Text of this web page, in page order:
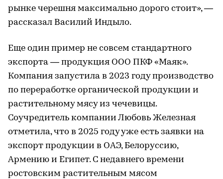
рынке черешня максимально дорого стоит», —
рассказал Василий Индыло.
Еще один пример не совсем стандартного
экспорта — продукция ООО ПКФ «Маяк».
Компания запустила в 2023 году производство
по переработке органической продукции и
растительному мясу из чечевицы.
Соучредитель компании Любовь Железная
отметила, что в 2025 году уже есть заявки на
экспорт продукции в ОАЭ, Белоруссию,
Армению и Египет. С недавнего времени
ростовским растительным мясом